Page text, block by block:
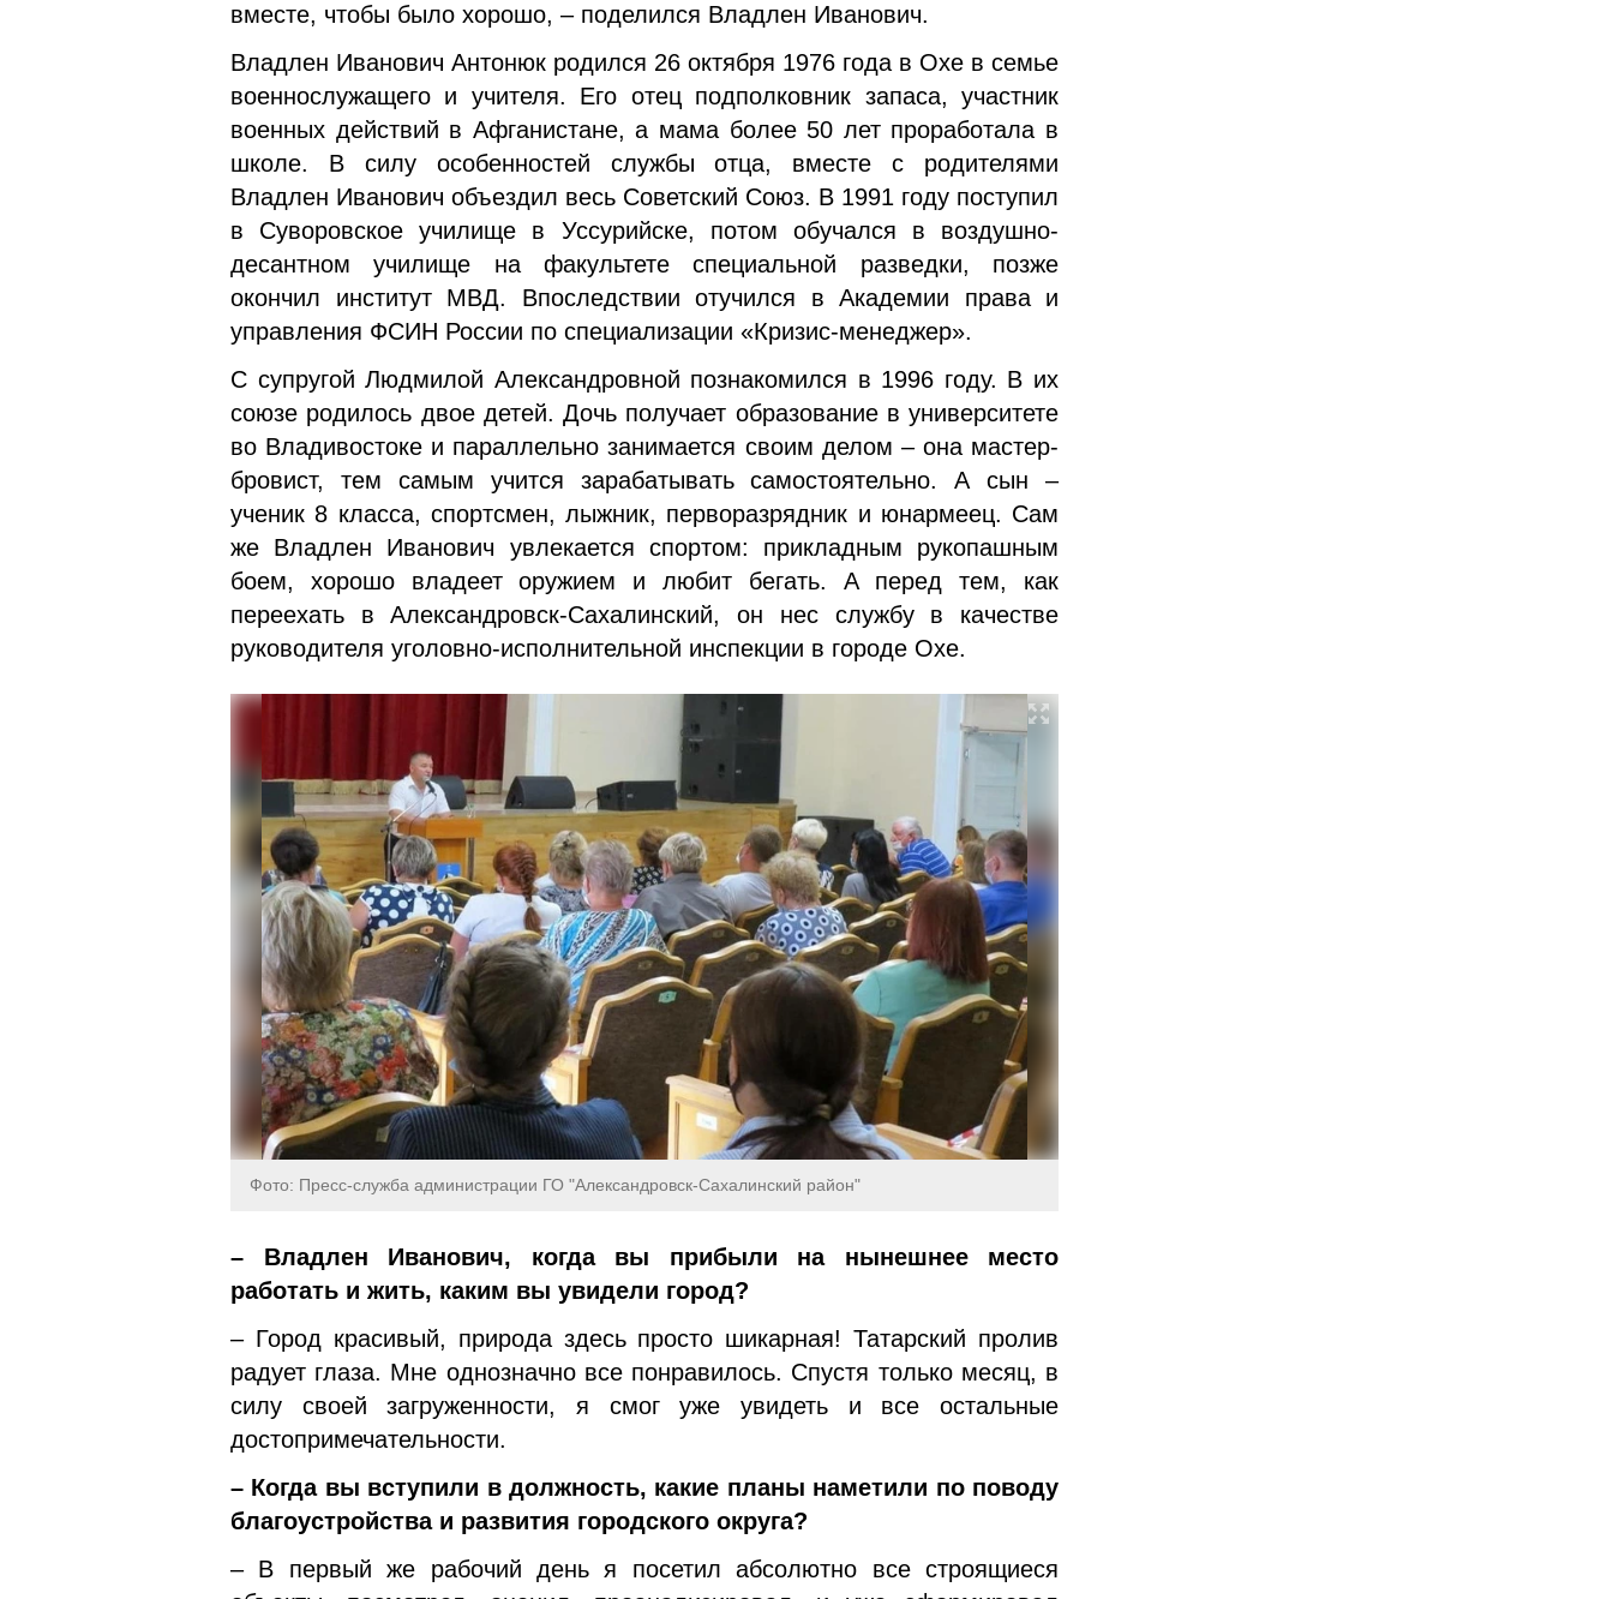
вместе, чтобы было хоро­шо, – поделился Владлен Иванович.
Владлен Иванович Антонюк родился 26 октября 1976 года в Охе в семье
военнослужащего и учителя. Его отец подполковник запаса, участник
военных действий в Аф­ганистане, а мама более 50 лет проработала в
школе. В силу особенностей службы отца, вместе с родителями
Владлен Иванович объездил весь Советский Союз. В 1991 году поступил
в Суворовское училище в Уссурий­ске, потом обучался в воздушно-
десантном училище на факультете специальной разведки, позже
окончил ин­ститут МВД. Впоследствии отучился в Академии права и
управления ФСИН России по специализации «Кри­зис-менеджер».
С супругой Людмилой Александровной познако­мился в 1996 году. В их
союзе родилось двое детей. Дочь получает образование в университете
во Влади­востоке и параллельно занимается своим делом – она мастер-
бровист, тем самым учится зарабатывать само­стоятельно. А сын –
ученик 8 класса, спортсмен, лыж­ник, перворазрядник и юнармеец. Сам
же Владлен Ива­нович увлекается спортом: прикладным рукопашным
боем, хорошо владеет оружием и любит бегать. А перед тем, как
переехать в Александровск-Сахалинский, он нес службу в качестве
руководителя уголовно-исполни­тельной инспекции в городе Охе.
Фото: Пресс-служба администрации ГО "Александровск-Сахалинский район"
– Владлен Иванович, когда вы прибыли на ны­нешнее место
работать и жить, каким вы увидели город?
– Город красивый, природа здесь просто шикарная! Татарский пролив
радует глаза. Мне однозначно все по­нравилось. Спустя только месяц, в
силу своей загружен­ности, я смог уже увидеть и все остальные
достоприме­чательности.
– Когда вы вступили в должность, какие планы наметили по поводу
благоустройства и развития го­родского округа?
– В первый же рабочий день я посетил абсолютно все строящиеся